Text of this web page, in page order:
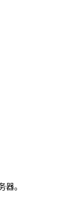
器。